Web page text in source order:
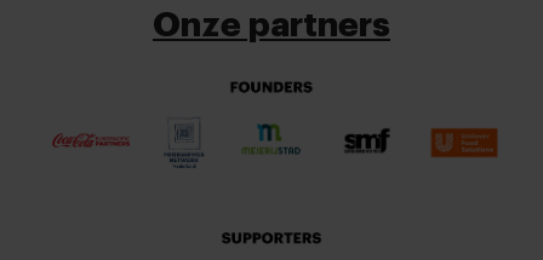
Onze partners